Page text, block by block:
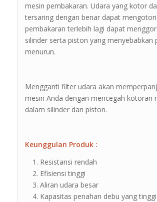
mesin pembakaran. Udara yang kotor
tersaring dengan benar dapat
pembakaran terlebih lagi dapat
silinder serta piston yang menyebabkan
menurun.
Mengganti filter udara akan
mesin Anda dengan mencegah kotoran
dalam silinder dan piston.
Keunggulan Produk :
Resistansi rendah
Efisiensi tinggi
Aliran udara besar
Kapasitas penahan debu yang tinggi